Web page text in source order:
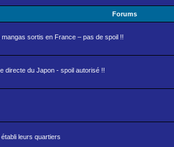
Forums
sortis en France – pas de spoil !!
directe du Japon - spoil autorisé !!
leurs quartiers